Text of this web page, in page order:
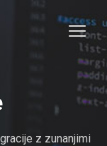
z zunanjimi